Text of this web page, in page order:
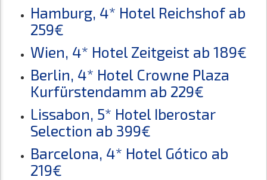
Hamburg, 4* Hotel Reichshof ab
259€
Wien, 4* Hotel Zeitgeist ab 189€
Berlin, 4* Hotel Crowne Plaza
Kurfürstendamm ab 229€
Lissabon, 5* Hotel Iberostar
Selection ab 399€
Barcelona, 4* Hotel Gótico ab
219€